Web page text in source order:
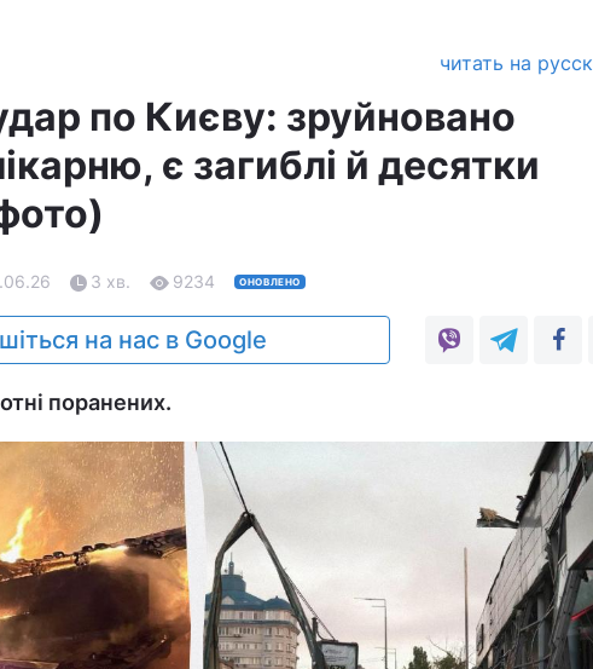
читать на
по Києву: зруйновано
є загиблі й десятки
3 хв. 9234 ОНОВЛЕНО
на нас в Google
поранених.